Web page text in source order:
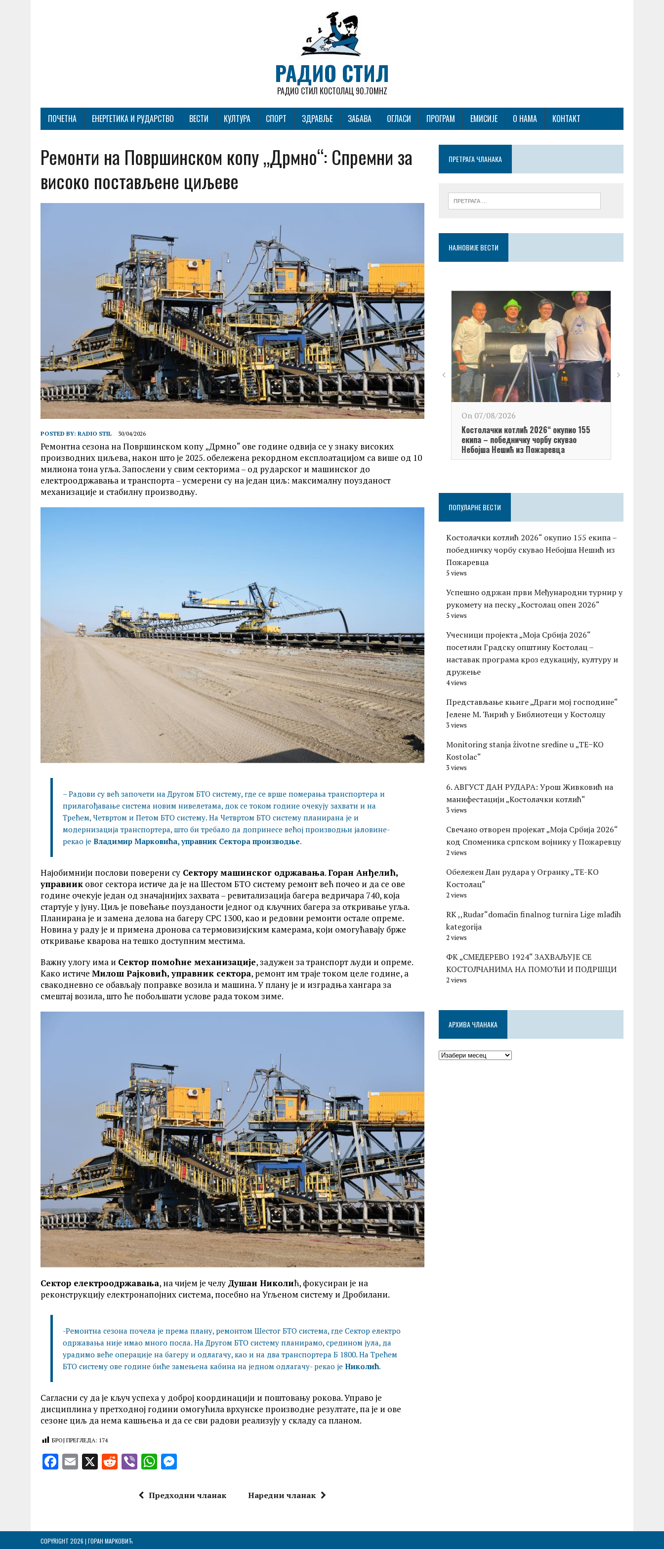
РАДИО СТИЛ
РАДИО СТИЛ КОСТОЛАЦ 90.70MHZ
ПОЧЕТНА ЕНЕРГЕТИКА И РУДАРСТВО ВЕСТИ КУЛТУРА СПОРТ ЗДРАВЉЕ ЗАБАВА ОГЛАСИ ПРОГРАМ ЕМИСИЈЕ О НАМА КОНТАКТ
Ремонти на Површинском копу „Дрмно“: Спремни за
високо постављене циљеве
POSTED BY: RADIO STIL 30/04/2026
Ремонтна сезона на Површинском копу „Дрмно“ ове године одвија се у знаку високих
производних циљева, након што је 2025. обележена рекордном експлоатацијом са више од 10
милиона тона угља. Запослени у свим секторима – од рударског и машинског до
електроодржавања и транспорта – усмерени су на један циљ: максималну поузданост
механизације и стабилну производњу.
– Радови су већ започети на Другом БТО систему, где се врше померања транспортера и
прилагођавање система новим нивелетама, док се током године очекују захвати и на
Трећем, Четвртом и Петом БТО систему. На Четвртом БТО систему планирана је и
модернизација транспортера, што би требало да допринесе већој производњи јаловине-
рекао је Владимир Марковића, управник Сектора производње.
Најобимнији послови поверени су Сектору машинског одржавања.Горан Анђелић,
управник овог сектора истиче да је на Шестом БТО систему ремонт већ почео и да се ове
године очекује један од значајнијих захвата – ревитализација багера ведричара 740, која
стартује у јуну. Циљ је повећање поузданости једног од кључних багера за откривање угља.
Планирана је и замена делова на багеру СРС 1300, као и редовни ремонти остале опреме.
Новина у раду је и примена дронова са термовизијским камерама, који омогућавају брже
откривање кварова на тешко доступним местима.
Важну улогу има и Сектор помоћне механизације, задужен за транспорт људи и опреме.
Како истиче Милош Рајковић, управник сектора, ремонт им траје током целе године, а
свакодневно се обављају поправке возила и машина. У плану је и изградња хангара за
смештај возила, што ће побољшати услове рада током зиме.
Сектор електроодржавања, на чијем је челу Душан Николић, фокусиран је на
реконструкцију електронапојних система, посебно на Угљеном систему и Дробилани.
-Ремонтна сезона почела је према плану, ремонтом Шестог БТО система, где Сектор електро
одржавања није имао много посла. На Другом БТО систему планирамо, средином јула, да
урадимо веће операције на багеру и одлагачу, као и на два транспортера Б 1800. На Трећем
БТО систему ове године биће замењена кабина на једном одлагачу- рекао је Николић.
Сагласни су да је кључ успеха у доброј координацији и поштовању рокова. Управо је
дисциплина у претходној години омогућила врхунске производне резултате, па је и ове
сезоне циљ да нема кашњења и да се сви радови реализују у складу са планом.
БРОЈ ПРЕГЛЕДА: 174
F
o
E X R V
er
W
atse
Предходни чланак Наредни чланак
ПРЕТРАГА ЧЛАНАКА
НАЈНОВИЈЕ ВЕСТИ
On 07/08/2026
Kостолачки котлић 2026“ окупио 155
екипа – победничку чорбу скувао
Небојша Нешић из Пожаревца
ПОПУЛАРНЕ ВЕСТИ
Kостолачки котлић 2026“ окупио 155 екипа –
победничку чорбу скувао Небојша Нешић из
Пожаревца
5 views
Успешно одржан први Међународни турнир у
рукомету на песку „Костолац опен 2026“
5 views
Учесници пројекта „Моја Србија 2026“
посетили Градску општину Костолац –
наставак програма кроз едукацију, културу и
дружење
4 views
Представљање књиге „Драги мој господине“
Јелене М. Ћирић у Библиотеци у Костолцу
3 views
Monitoring stanja životne sredine u „TE−KO
Kostolac“
3 views
6. АВГУСТ ДАН РУДАРА: Урош Живковић на
манифестацији „Костолачки котлић“
3 views
Свечано отворен пројекат „Моја Србија 2026“
код Споменика српском војнику у Пожаревцу
2 views
Обележен Дан рудара у Огранку „ТЕ-KО
Kостолац“
2 views
RK ,,Rudar“domaćin finalnog turnira Lige mlađih
kategorija
2 views
ФК „СМЕДЕРЕВО 1924“ ЗАХВАЉУЈЕ СЕ
КОСТОЛЧАНИМА НА ПОМОЋИ И ПОДРШЦИ
2 views
АРХИВА ЧЛАНАКА
COPYRIGHT 2026 | ГОРАН МАРКОВИЋ